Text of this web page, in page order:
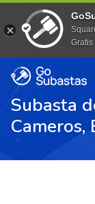
Subasta
Cameros,
Gratis